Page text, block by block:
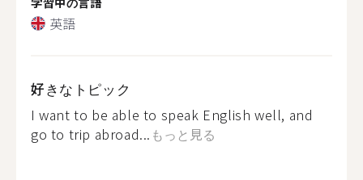
英語
好きなトピック
I want to be able to speak English well, and
go to trip abroad... もっと見る